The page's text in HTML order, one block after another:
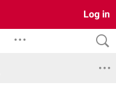
Log in